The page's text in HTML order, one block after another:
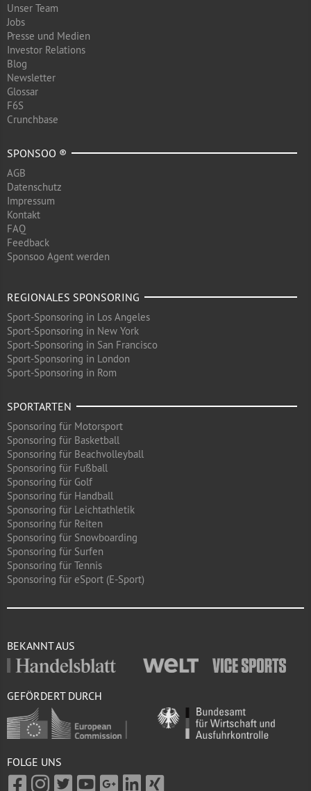
Unser Team
Jobs
Presse und Medien
Investor Relations
Blog
Newsletter
Glossar
F6S
Crunchbase
SPONSOO ®
AGB
Datenschutz
Impressum
Kontakt
FAQ
Feedback
Sponsoo Agent werden
REGIONALES SPONSORING
Sport-Sponsoring in Los Angeles
Sport-Sponsoring in New York
Sport-Sponsoring in San Francisco
Sport-Sponsoring in London
Sport-Sponsoring in Rom
SPORTARTEN
Sponsoring für Motorsport
Sponsoring für Basketball
Sponsoring für Beachvolleyball
Sponsoring für Fußball
Sponsoring für Golf
Sponsoring für Handball
Sponsoring für Leichtathletik
Sponsoring für Reiten
Sponsoring für Snowboarding
Sponsoring für Surfen
Sponsoring für Tennis
Sponsoring für eSport (E-Sport)
BEKANNT AUS
GEFÖRDERT DURCH
FOLGE UNS